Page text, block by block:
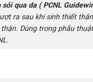
qua da ( PCNL
ra sau khi sinh thiết
Dùng trong phẫu